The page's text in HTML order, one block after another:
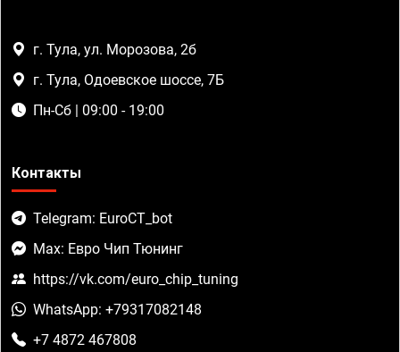
г. Тула, ул. Морозова, 2б
г. Тула, Одоевское шоссе, 7Б
Пн-Сб | 09:00 - 19:00
Контакты
Telegram: EuroCT_bot
Max: Евро Чип Тюнинг
https://vk.com/euro_chip_tuning
WhatsApp: +79317082148
+7 4872 467808